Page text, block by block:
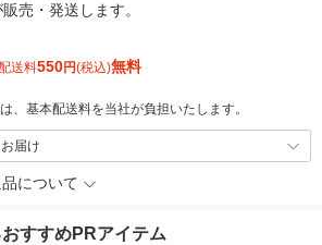
売・発送します。
送料550円(税込)無料
、基本配送料を当社が負担いたします。
届け
について
すすめPRアイテム